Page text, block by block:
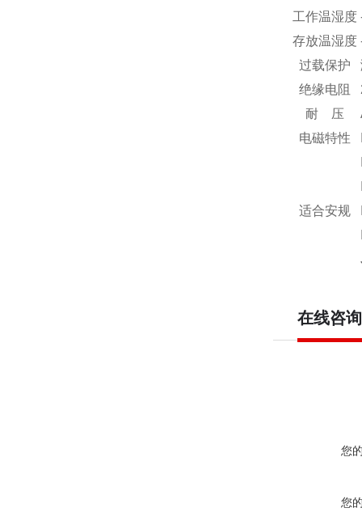
工作温湿度
存放温湿度
过载保护
绝缘电阻
耐 压
电磁特性
适合安规
在线咨询
您
您